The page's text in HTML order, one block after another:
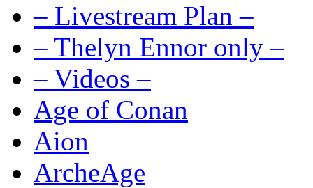
– Livestream Plan –
– Thelyn Ennor only –
– Videos –
Age of Conan
Aion
ArcheAge